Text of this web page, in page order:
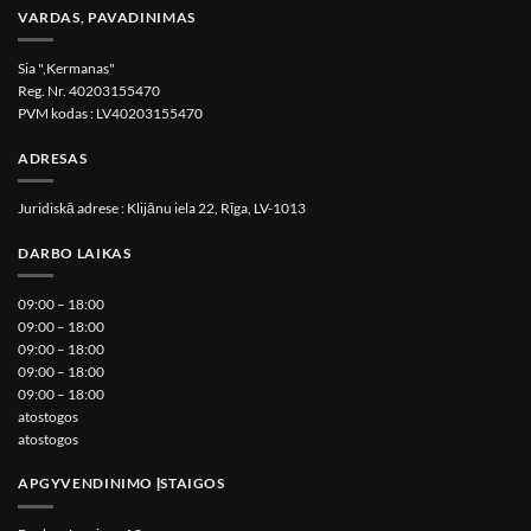
VARDAS, PAVADINIMAS
Sia ",Kermanas"
Reg. Nr. 40203155470
PVM kodas : LV40203155470
ADRESAS
Juridiskā adrese : Klijānu iela 22, Rīga, LV-1013
DARBO LAIKAS
09:00 – 18:00
09:00 – 18:00
09:00 – 18:00
09:00 – 18:00
09:00 – 18:00
atostogos
atostogos
APGYVENDINIMO ĮSTAIGOS